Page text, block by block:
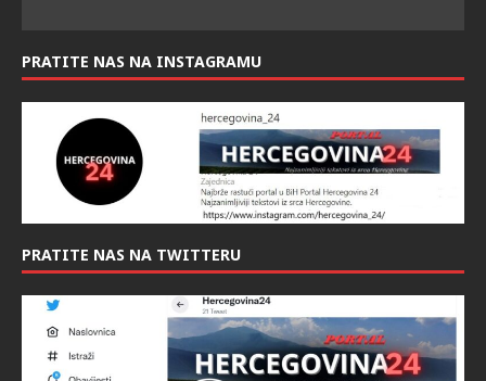
PRATITE NAS NA INSTAGRAMU
PRATITE NAS NA TWITTERU